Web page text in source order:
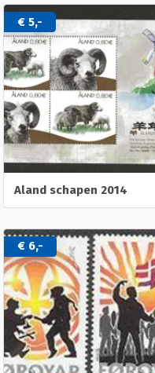
€ 5,-
Aland schapen 2014
€ 6,-